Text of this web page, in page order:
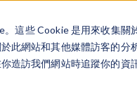
。這些 Cookie 是用來收集
此網站和其他媒體訪客的分
造訪我們網站時追蹤你的資